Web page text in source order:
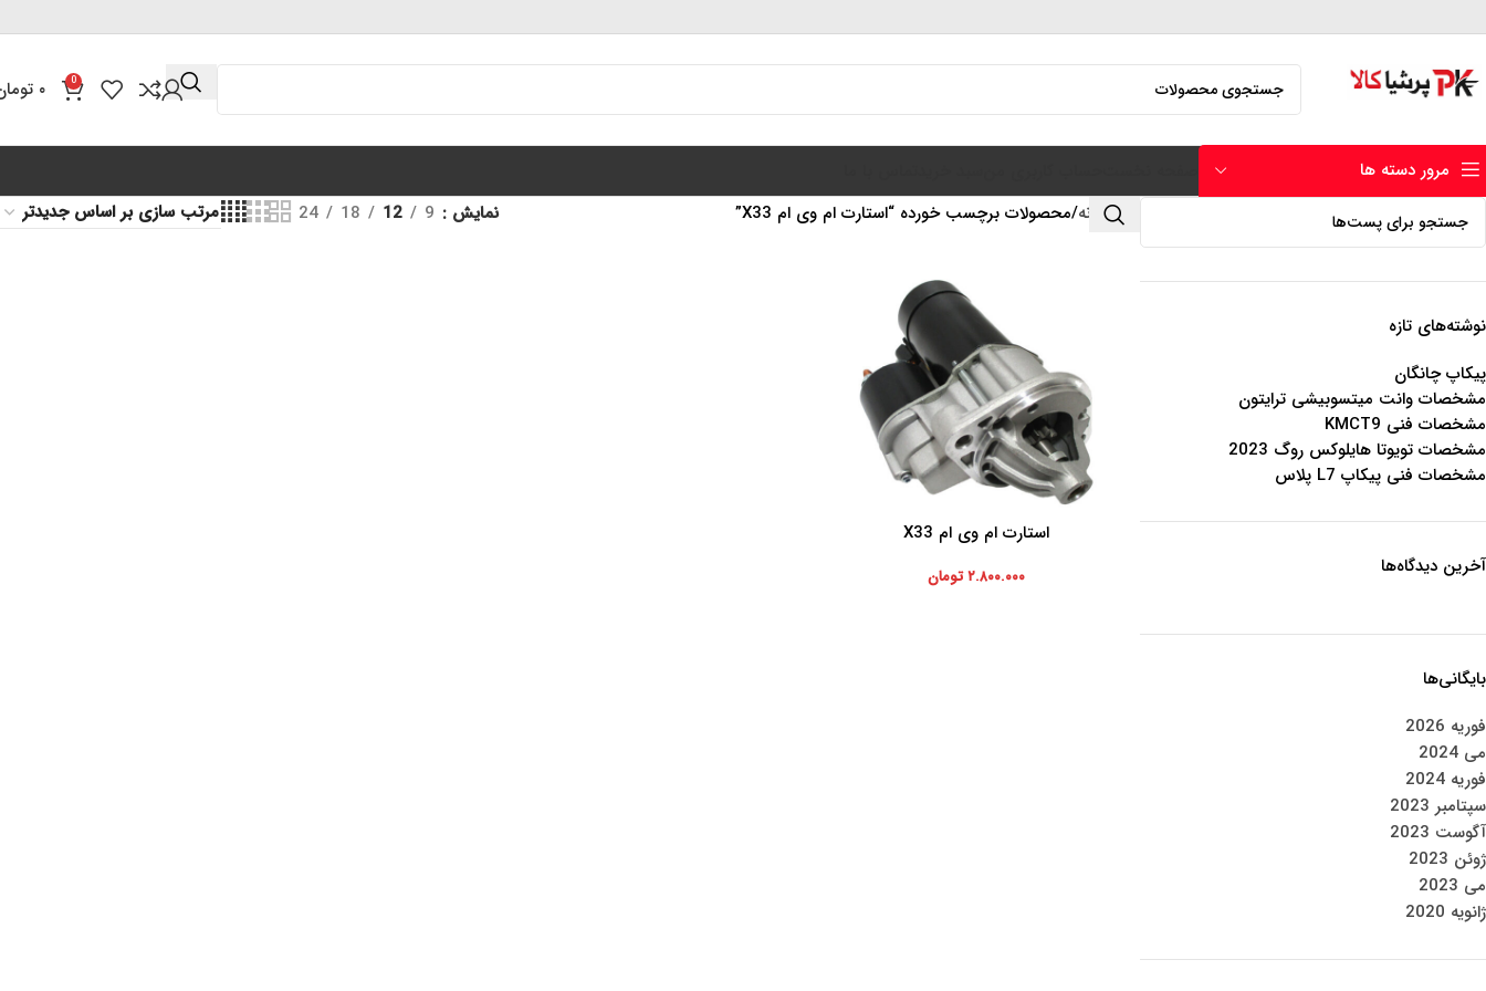
0 ۰
مرور دسته ها
نوشته‌های تازه
پیکاپ چانگان
مشخصات وانت میتسوبیشی ترایتون
مشخصات فنی KMCT9
مشخصات تویوتا هایلوکس روگ 2023
مشخصات فنی پیکاپ L7 پلاس
آخرین دیدگاه‌ها
بایگانی‌ها
فوریه 2026
می 2024
فوریه 2024
سپتامبر 2023
آگوست 2023
ژوئن 2023
می 2023
ژانویه 2020
خانه محصولات برچسب خورده “استارت ام وی ام X33” نمایش 9
12
18
24
افزودن به سبد خرید
استارت ام وی ام X33
۲.۸۰۰.۰۰۰تومان